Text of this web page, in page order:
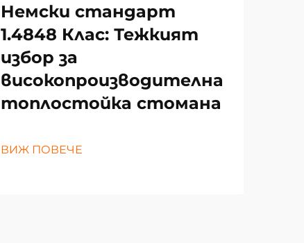
Немски стандарт
1.4848 Клас: Тежкият
избор за
високопроизводителна
топлостойка стомана
ВИЖ ПОВЕЧЕ